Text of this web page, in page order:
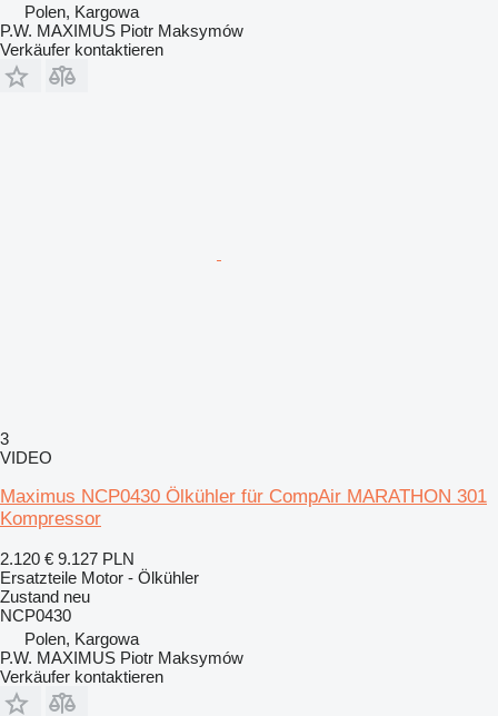
Polen, Kargowa
P.W. MAXIMUS Piotr Maksymów
Verkäufer kontaktieren
3
VIDEO
Maximus NCP0430 Ölkühler für CompAir MARATHON 301
Kompressor
2.120 € 9.127 PLN
Ersatzteile Motor - Ölkühler
Zustand neu
NCP0430
Polen, Kargowa
P.W. MAXIMUS Piotr Maksymów
Verkäufer kontaktieren